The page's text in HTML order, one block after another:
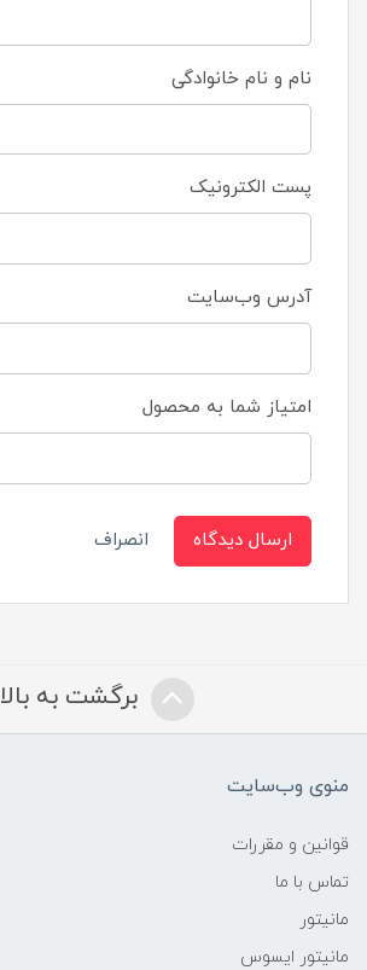
نام و نام خانوادگی
پست الکترونیک
آدرس وب‌سایت
امتیاز شما به محصول
ارسال دیدگاه انصراف
برگشت به بالا
منوی وب‌سایت
قوانین و مقررات
تماس با ما
مانیتور
مانیتور ایسوس